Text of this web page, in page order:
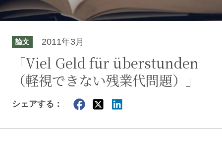
論文 2011年3月
「Viel Geld für überstunden
（軽視できない残業代問題）」
シェアする：